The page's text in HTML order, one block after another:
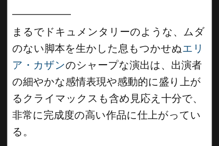
まるでドキュメンタリーのような、ムダ
のない脚本を生かした息もつかせぬエリ
ア・カザンのシャープな演出は、出演者
の細やかな感情表現や感動的に盛り上が
るクライマックスも含め見応え十分で、
非常に完成度の高い作品に仕上がってい
る。